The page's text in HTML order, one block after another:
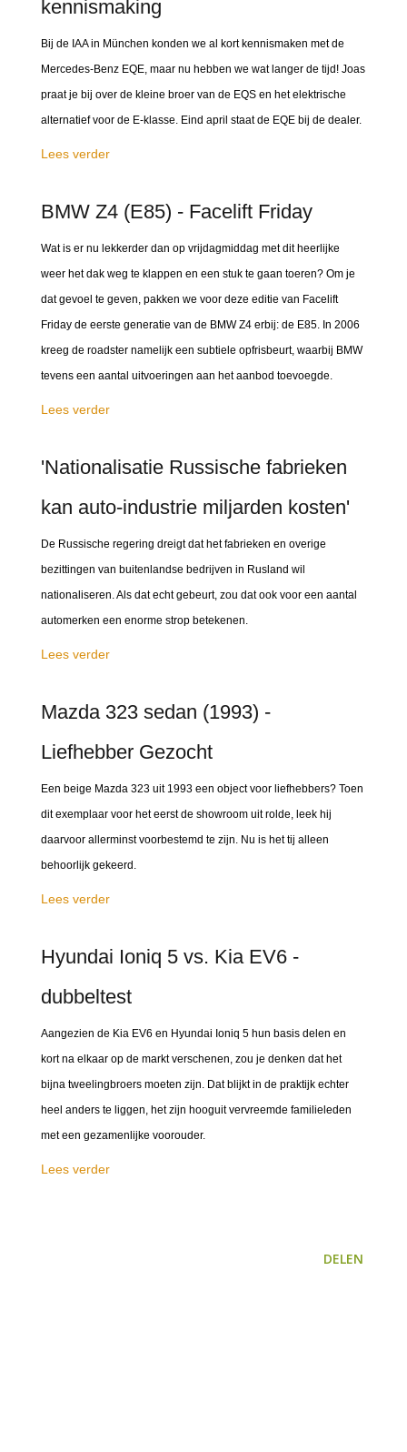
kennismaking
Bij de IAA in München konden we al kort kennismaken met de
Mercedes-Benz EQE, maar nu hebben we wat langer de tijd! Joas
praat je bij over de kleine broer van de EQS en het elektrische
alternatief voor de E-klasse. Eind april staat de EQE bij de dealer.
Lees verder
BMW Z4 (E85) - Facelift Friday
Wat is er nu lekkerder dan op vrijdagmiddag met dit heerlijke
weer het dak weg te klappen en een stuk te gaan toeren? Om je
dat gevoel te geven, pakken we voor deze editie van Facelift
Friday de eerste generatie van de BMW Z4 erbij: de E85. In 2006
kreeg de roadster namelijk een subtiele opfrisbeurt, waarbij BMW
tevens een aantal uitvoeringen aan het aanbod toevoegde.
Lees verder
'Nationalisatie Russische fabrieken
kan auto-industrie miljarden kosten'
De Russische regering dreigt dat het fabrieken en overige
bezittingen van buitenlandse bedrijven in Rusland wil
nationaliseren. Als dat echt gebeurt, zou dat ook voor een aantal
automerken een enorme strop betekenen.
Lees verder
Mazda 323 sedan (1993) -
Liefhebber Gezocht
Een beige Mazda 323 uit 1993 een object voor liefhebbers? Toen
dit exemplaar voor het eerst de showroom uit rolde, leek hij
daarvoor allerminst voorbestemd te zijn. Nu is het tij alleen
behoorlijk gekeerd.
Lees verder
Hyundai Ioniq 5 vs. Kia EV6 -
dubbeltest
Aangezien de Kia EV6 en Hyundai Ioniq 5 hun basis delen en
kort na elkaar op de markt verschenen, zou je denken dat het
bijna tweelingbroers moeten zijn. Dat blijkt in de praktijk echter
heel anders te liggen, het zijn hooguit vervreemde familieleden
met een gezamenlijke voorouder.
Lees verder
DELEN